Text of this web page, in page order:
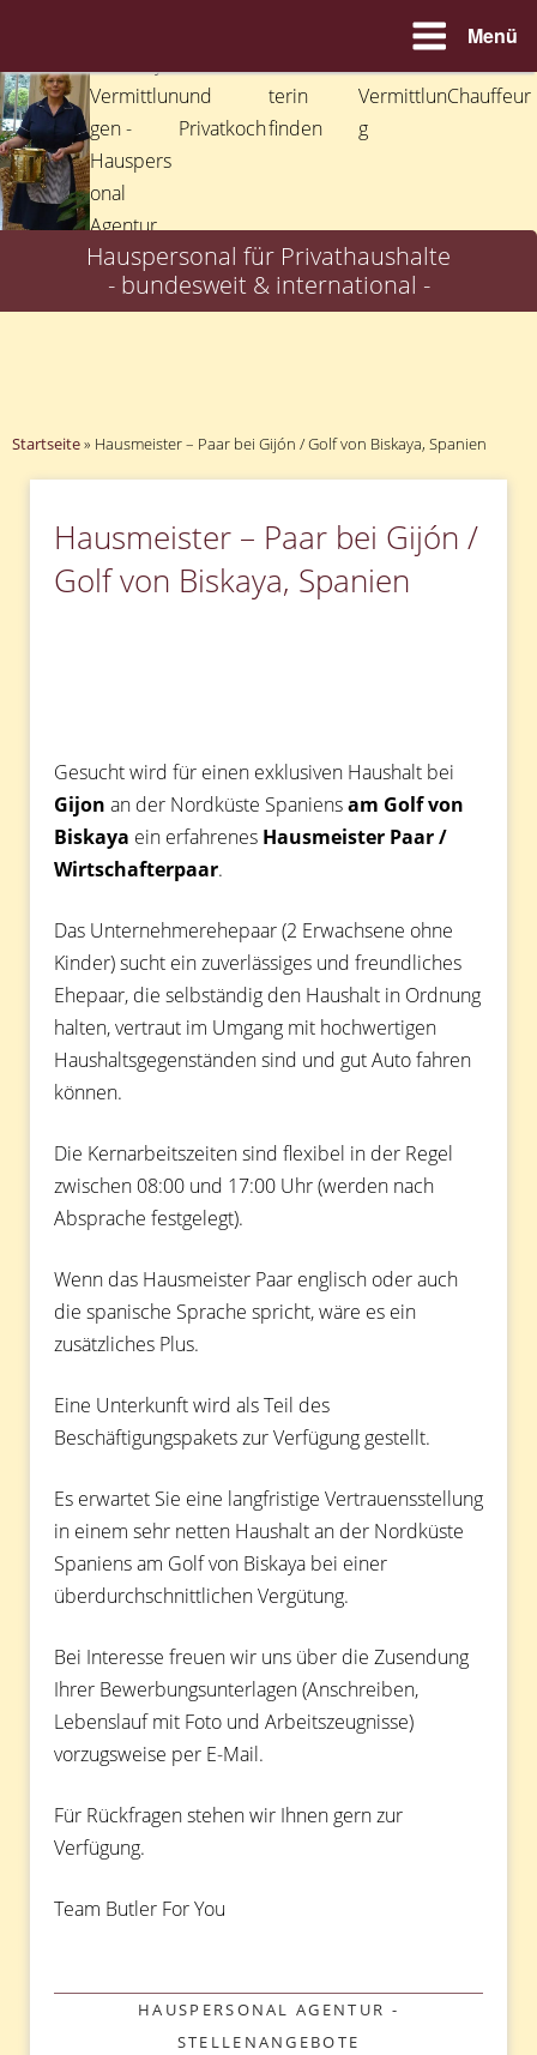
Inhalt
springen
Menü
Hauspersonal für Privathaushalte
- bundesweit & international -
Startseite» Hausmeister – Paar bei Gijón / Golf von Biskaya, Spanien
Hausmeister – Paar bei Gijón /
Golf von Biskaya, Spanien
Gesucht wird für einen exklusiven Haushalt bei
Gijon an der Nordküste Spaniensam Golf von
Biskaya ein erfahrenes Hausmeister Paar /
Wirtschafterpaar.
Das Unternehmerehepaar (2 Erwachsene ohne
Kinder) sucht ein zuverlässiges und freundliches
Ehepaar, die selbständig den Haushalt in Ordnung
halten, vertraut im Umgang mit hochwertigen
Haushaltsgegenständen sind und gut Auto fahren
können.
Die Kernarbeitszeiten sind flexibel in der Regel
zwischen 08:00 und 17:00 Uhr (werden nach
Absprache festgelegt).
Wenn das Hausmeister Paar englisch oder auch
die spanische Sprache spricht, wäre es ein
zusätzliches Plus.
Eine Unterkunft wird als Teil des
Beschäftigungspakets zur Verfügung gestellt.
Es erwartet Sie eine langfristige Vertrauensstellung
in einem sehr netten Haushalt an der Nordküste
Spaniens am Golf von Biskaya bei einer
überdurchschnittlichen Vergütung.
Bei Interesse freuen wir uns über die Zusendung
Ihrer Bewerbungsunterlagen (Anschreiben,
Lebenslauf mit Foto und Arbeitszeugnisse)
vorzugsweise per E-Mail.
Für Rückfragen stehen wir Ihnen gern zur
Verfügung.
Team Butler For You
KATEGORIEN
HAUSPERSONAL AGENTUR -
STELLENANGEBOTE